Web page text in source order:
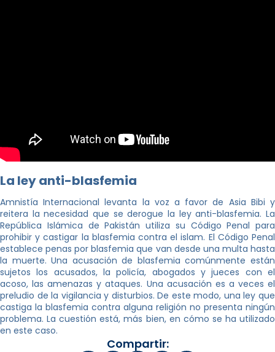
La ley anti-blasfemia
Amnistía Internacional levanta la voz a favor de Asia Bibi y
reitera la necesidad que se derogue la ley anti-blasfemia. La
República Islámica de Pakistán utiliza su Código Penal para
prohibir y castigar la blasfemia contra el islam. El Código Penal
establece penas por blasfemia que van desde una multa hasta
la muerte. Una acusación de blasfemia comúnmente están
sujetos los acusados, la policía, abogados y jueces con el
acoso, las amenazas y ataques. Una acusación es a veces el
preludio de la vigilancia y disturbios. De este modo, una ley que
castiga la blasfemia contra alguna religión no presenta ningún
problema. La cuestión está, más bien, en cómo se ha utilizado
en este caso.
Compartir: